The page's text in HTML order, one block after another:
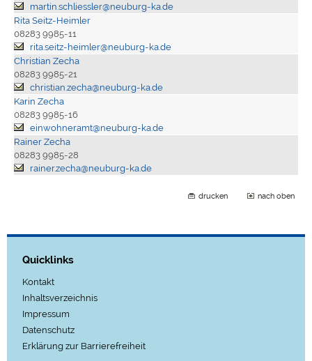
martin.schliessler@neuburg-ka.de
Rita Seitz-Heimler
08283 9985-11
rita.seitz-heimler@neuburg-ka.de
Christian Zecha
08283 9985-21
christian.zecha@neuburg-ka.de
Karin Zecha
08283 9985-16
einwohneramt@neuburg-ka.de
Rainer Zecha
08283 9985-28
rainer.zecha@neuburg-ka.de
drucken nach oben
Quicklinks
Kontakt
Inhaltsverzeichnis
Impressum
Datenschutz
Erklärung zur Barrierefreiheit